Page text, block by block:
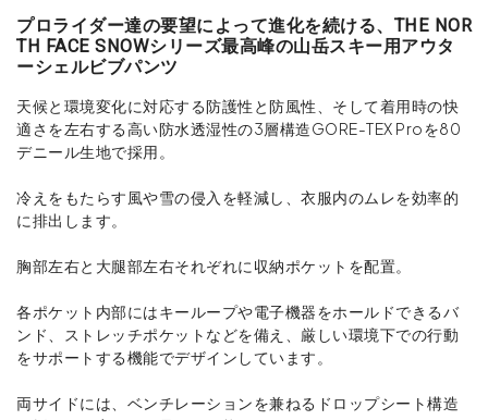
プロライダー達の要望によって進化を続ける、THE NOR
TH FACE SNOWシリーズ最高峰の山岳スキー用アウタ
ーシェルビブパンツ
天候と環境変化に対応する防護性と防風性、そして着用時の快
適さを左右する高い防水透湿性の3層構造GORE-TEX Proを80
デニール生地で採用。
冷えをもたらす風や雪の侵入を軽減し、衣服内のムレを効率的
に排出します。
胸部左右と大腿部左右それぞれに収納ポケットを配置。
各ポケット内部にはキーループや電子機器をホールドできるバ
ンド、ストレッチポケットなどを備え、厳しい環境下での行動
をサポートする機能でデザインしています。
両サイドには、ベンチレーションを兼ねるドロップシート構造